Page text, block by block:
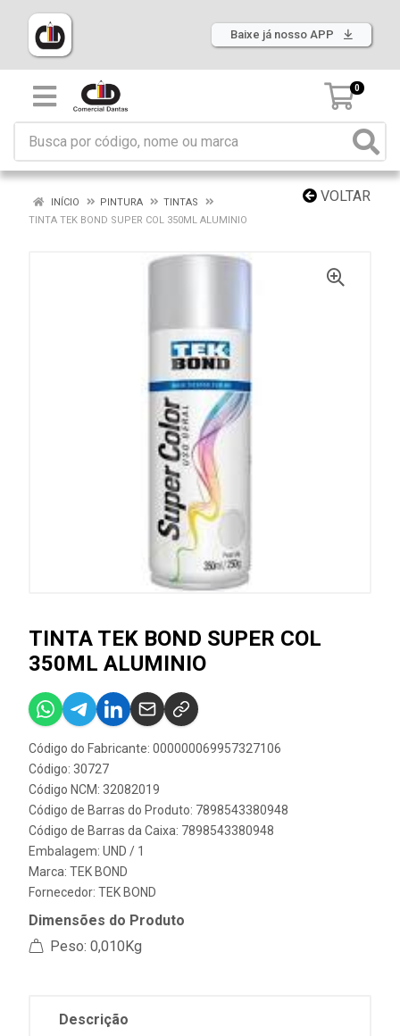
Baixe já nosso APP
0
VOLTAR
INÍCIO PINTURA
TINTAS
TINTA TEK BOND SUPER COL 350ML ALUMINIO
TINTA TEK BOND SUPER COL
350ML ALUMINIO
Código do Fabricante: 000000069957327106
Código: 30727
Código NCM: 32082019
Código de Barras do Produto: 7898543380948
Código de Barras da Caixa: 7898543380948
Embalagem: UND / 1
Marca: TEK BOND
Fornecedor: TEK BOND
Dimensões do Produto
Peso: 0,010Kg
Descrição